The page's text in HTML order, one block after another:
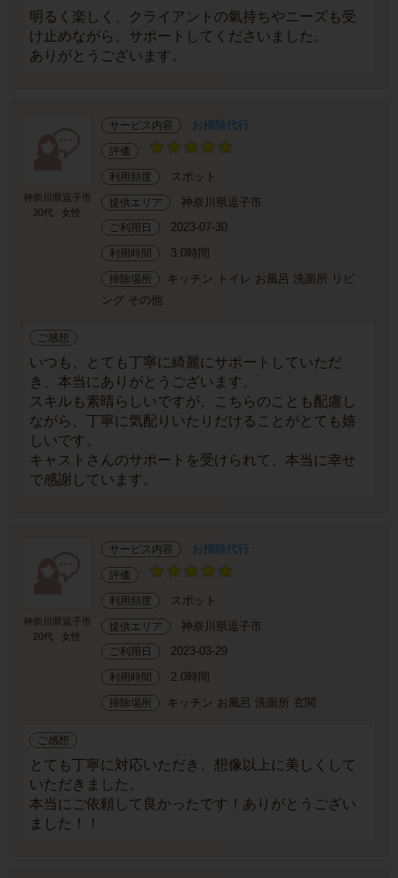
明るく楽しく、クライアントの氣持ちやニーズも受
け止めながら、サポートしてくださいました。
ありがとうございます。
神奈川県逗子市
30代
女性
サービス内容 お掃除代行
評価
利用頻度 スポット
提供エリア 神奈川県逗子市
ご利用日 2023-07-30
利用時間 3.0時間
掃除場所
キッチン トイレ お風呂 洗面所 リビ
ング その他
ご感想
いつも、とても丁寧に綺麗にサポートしていただ
き、本当にありがとうございます。
スキルも素晴らしいですが、こちらのことも配慮し
ながら、丁寧に気配りいたりだけることがとても嬉
しいです。
キャストさんのサポートを受けられて、本当に幸せ
で感謝しています。
神奈川県逗子市
20代
女性
サービス内容 お掃除代行
評価
利用頻度 スポット
提供エリア 神奈川県逗子市
ご利用日 2023-03-29
利用時間 2.0時間
掃除場所 キッチン お風呂 洗面所 玄関
ご感想
とても丁寧に対応いただき、想像以上に美しくして
いただきました。
本当にご依頼して良かったです！ありがとうござい
ました！！